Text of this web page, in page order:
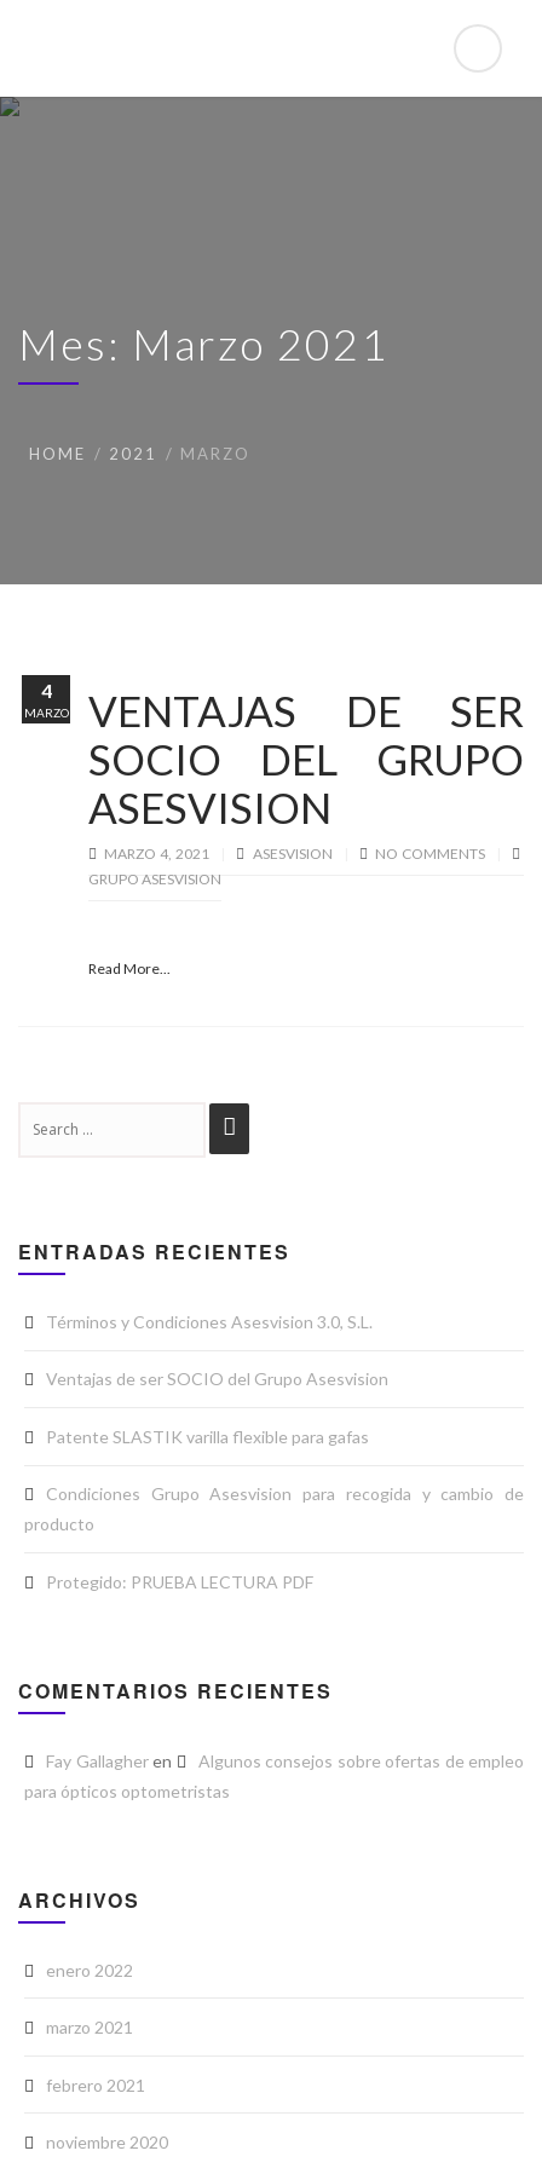
Mes: Marzo 2021
HOME 2021 MARZO
VENTAJAS DE SER
SOCIO DEL GRUPO
ASESVISION
MARZO 4, 2021 ASESVISION
NO COMMENTS
GRUPO ASESVISION
Read More...
4
MARZO
ENTRADAS RECIENTES
Términos y Condiciones Asesvision 3.0, S.L.
Ventajas de ser SOCIO del Grupo Asesvision
Patente SLASTIK varilla flexible para gafas
Condiciones Grupo Asesvision para recogida y cambio de
producto
Protegido: PRUEBA LECTURA PDF
COMENTARIOS RECIENTES
Fay Gallagheren
Algunos consejos sobre ofertas de empleo
para ópticos optometristas
ARCHIVOS
enero 2022
marzo 2021
febrero 2021
noviembre 2020